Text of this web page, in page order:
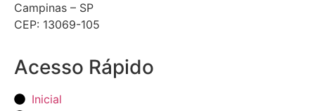
Campinas – SP
CEP: 13069-105
Acesso Rápido
Inicial